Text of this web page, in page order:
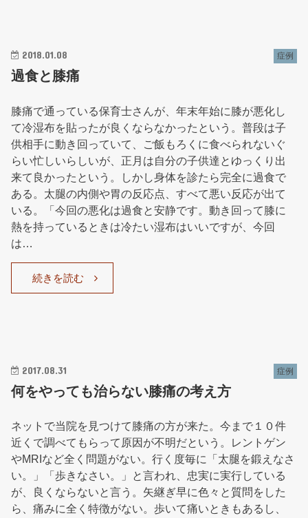
2018.01.08 症例
過食と膝痛
膝痛で通っている保育士さんが、年末年始に膝が悪化し
て冷湿布を貼ったが良くならなかったという。普段は子
供相手に動き回っていて、ご飯もろくに食べられないぐ
らい忙しいらしいが、正月は自分の子供達とゆっくり出
来て良かったという。しかし身体を診たら完全に過食で
ある。太腿の内側や胃の反応点、すべて悪い反応が出て
いる。「今回の悪化は過食と安静です。動き回って膝に
熱を持っているときは冷たい湿布はいいですが、今回
は…
続きを読む
2017.08.31 症例
何をやっても治らない膝痛の考え方
ネットで当院を見つけて膝痛の方が来た。今まで１０件
近くで調べてもらって原因が不明だという。レントゲン
やMRIなど全く問題がない。行く度毎に「太腿を鍛えなさ
い。」「歩きなさい。」と言われ、忠実に実行している
が、良くならないと言う。矢継ぎ早に色々と質問をした
ら、痛みに全く特徴がない。歩いて痛いときもあるし、